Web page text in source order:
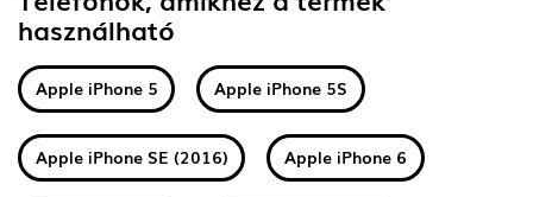
használható
Apple iPhone 5 Apple iPhone 5S
Apple iPhone SE (2016) Apple iPhone 6